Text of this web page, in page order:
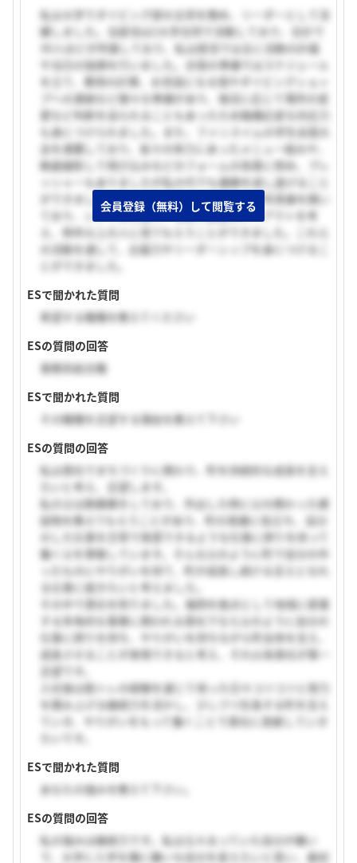
私は大学でダイビング部の主将を務め、リーダーとして活
躍しました。当部活は2大学合同で活動しており、合計で
30人ほどが所属しており、私は部活では主に活動の計画
や当日の指揮を行いました。合宿の準備ではスケジュール
を立て、費用の計算、お世話になる宿やダイビングショッ
プへの連絡など様々な準備があり、海況に応じて場所の変
更など判断を迫られることもあったため臨機応変な対応力
も身につけられました。また、ファンスイムの学生全国大
会を連覇しており、各々の体力にあったメニュー組みや、
動画撮影して飛び込みなどのフォームの改善に努め、プレ
ッシャーもありましたが私の代でも優勝を成し遂げること
ができました。他にも文化祭や、市街で水中写真展を開い
ており、シフトの作成や、写真や部屋のレイアウトを考
え、例年以上の人に見てもらうことができました。これら
の活動を通して、企画力やリーダーシップを身につけるこ
とができました。
ESで聞かれた質問
希望する職種を教えてください
ESの質問の回答
事務系総合職
ESで聞かれた質問
その職種を志望する理由を教えて下さい
ESの質問の回答
私は貴社でまちづくりに携わり、町を持続的な成長を支え
たいと考え、志望します。
私の父は鉄鋼業をしており、外出した時に父の携わった建
設物を教えてもらうことがあり、町の発展に役立ち、自分
のした仕事を日常で実感できるような仕事に誇りを持って
働く父を尊敬しています。そんな父のように町で自分の作
ったものにやりがいを持て、町が成長し続ける支えとなれ
る仕事に就きたいと考えました。
その中で貴社を知りました。福岡を拠点として地域に密着
する多角的な事業に携われる貴社でなら父のように自分の
仕事に誇りを持ち、やりがいを持ちながら町全体を支え、
成長させることが実現できると考え、それ以来貴社が第一
志望です。
入社後は筋トレの経験を通じて培った日々コツコツと努力
を積み上げる継続力を活かし、少しづつ生長する町を支え
ていき、やりがいをもって働くことで貴社に貢献していき
たいです。
ESで聞かれた質問
あなたの強みを教えて下さい。
ESの質問の回答
私の強みは継続力です。私は元々太っていた自分が嫌い
で、大学に入学を機に嫌いな自分を変えたいと思い、最初
会員登録（無料）して閲覧する